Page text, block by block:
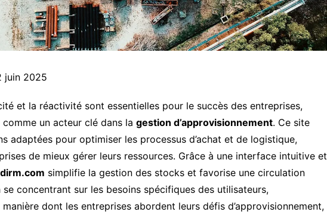
juin 2025
et la réactivité sont essentielles pour le succès des entreprises,
un acteur clé dans la gestion d’approvisionnement. Ce site
adaptées pour optimiser les processus d’achat et de logistique,
de mieux gérer leurs ressources. Grâce à une interface intuitive et
simplifie la gestion des stocks et favorise une circulation
concentrant sur les besoins spécifiques des utilisateurs,
dont les entreprises abordent leurs défis d’approvisionnement,